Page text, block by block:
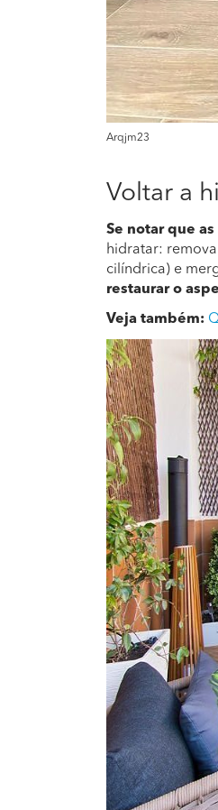
Arqjm23
Voltar a
Se notar que
hidratar:
cilíndrica) e
restaurar o
Veja também: